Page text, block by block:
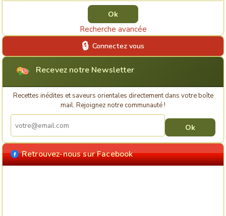
Recherche avancée
Connectez vous
Recevez notre Newsletter
Recettes inédites et saveurs orientales directement dans votre boîte
mail. Rejoignez notre communauté !
Retrouvez-nous sur Facebook